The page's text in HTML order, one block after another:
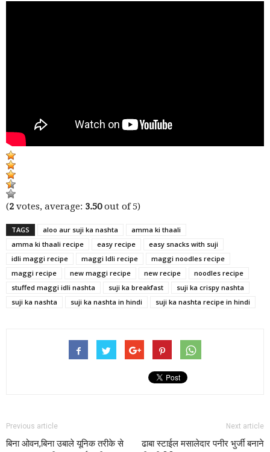
(2 votes, average: 3.50out of 5)
TAGS aloo aur suji ka nashta
amma ki thaali
amma ki thaali recipe
easy recipe
easy snacks with suji
idli maggi recipe
maggi Idli recipe
maggi noodles recipe
maggi recipe
new maggi recipe new recipe
noodles recipe
stuffed maggi idli nashta
suji ka breakfast
suji ka crispy nashta
suji ka nashta
suji ka nashta in hindi suji ka nashta recipe in hindi
Previous article
बिना ओवन,बिना उबाले यूनिक तरीके से
Next article
ढाबा स्टाईल मसालेदार पनीर भुर्जी बनाने